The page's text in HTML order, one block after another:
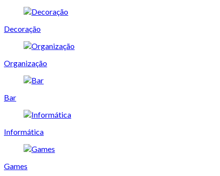
Decoração
Organização
Bar
Informática
Games